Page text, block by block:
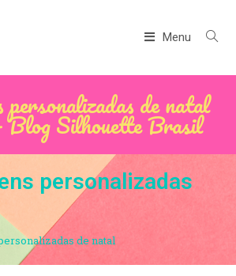
Menu
personalizadas de natal
Blog Silhouette Brasil
personalizadas
de natal